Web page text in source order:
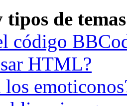
de temas
código
HTML?
los